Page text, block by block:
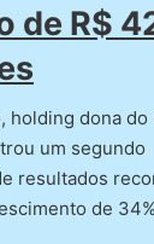
de R$
holding dona do
um segundo
resultados
de